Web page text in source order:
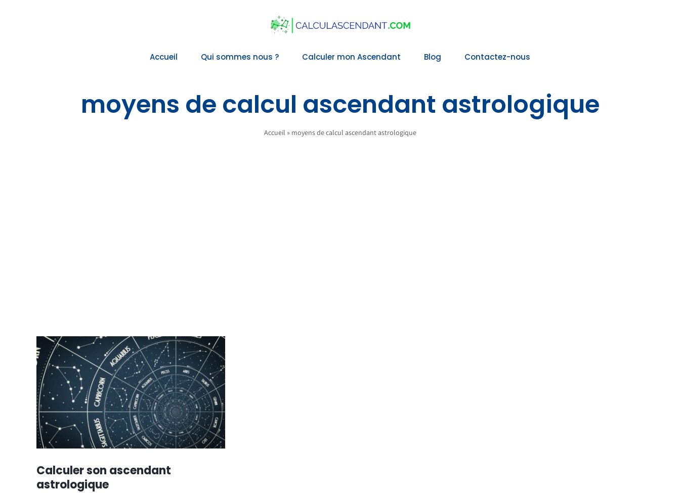
Accueil Qui sommes nous ? Calculer mon Ascendant Blog Contactez-nous
moyens de calcul ascendant astrologique
Accueil » moyens de calcul ascendant astrologique
Calculer son ascendant
astrologique